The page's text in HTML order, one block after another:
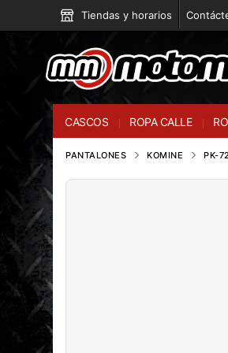
Tiendas y horarios
CASCOS ROPA CALLE
PANTALONES KOMINE PK-